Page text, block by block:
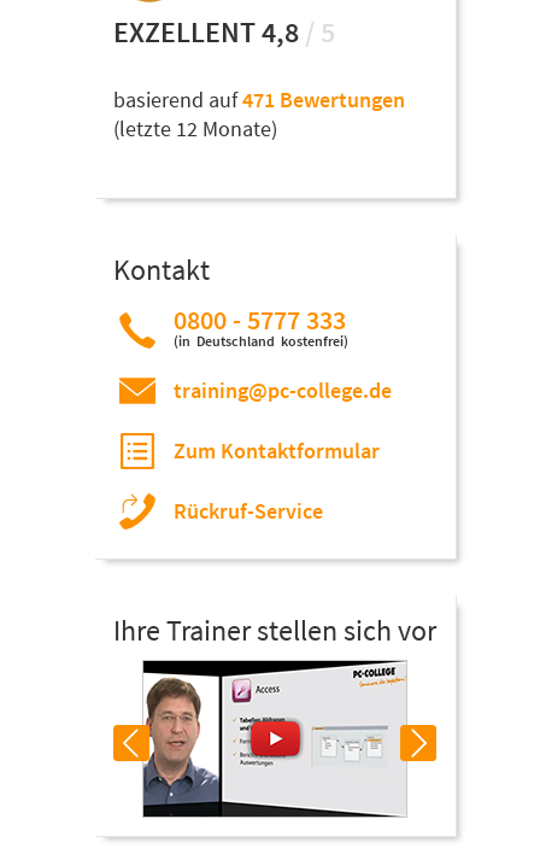
EXZELLENT 4,8/ 5
basierend auf471 Bewertungen
(letzte 12 Monate)
Kontakt
0800 - 5777 333
(in Deutschland kostenfrei)
training@pc-college.de
Zum Kontaktformular
Rückruf-Service
Ihre Trainer stellen sich vor